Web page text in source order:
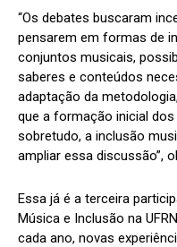
“Os debates buscaram
pensarem em formas de
conjuntos musicais,
saberes e conteúdos
adaptação da
que a formação inicial
sobretudo, a inclusão
ampliar essa discussão”,
Essa já é a terceira
Música e Inclusão na
cada ano, novas